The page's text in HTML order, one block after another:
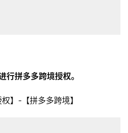
行拼多多跨境授权。
】-【拼多多跨境】